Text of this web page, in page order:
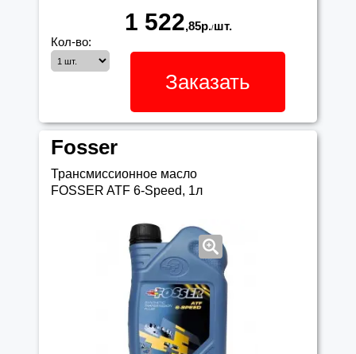
1 522,85р./шт.
Кол-во:
Заказать
Fosser
Трансмиссионное масло
FOSSER ATF 6-Speed, 1л